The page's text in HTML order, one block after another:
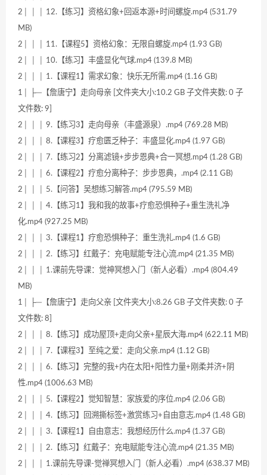
2│ │ │ 12.【练习】资格幻象+回返本源+时间螺旋.mp4 (531.79
MB)
2│ │ │ 11.【课程5】资格幻象：无限自螺旋.mp4 (1.93 GB)
2│ │ │ 10.【练习】丰盛显化气球.mp4 (139.8 MB)
2│ │ │ 1.【课程1】需求幻象：快乐无所需.mp4 (1.16 GB)
1│ ├─【詹唐宁】走向母亲 [文件夹大小:10.2 GB 子文件夹数: 0 子
文件数: 9]
2│ │ │ 9.【练习3】走向母亲（丰盛源泉）.mp4 (769.28 MB)
2│ │ │ 8.【课程3】疗愈匮乏种子：丰盛显化.mp4 (1.97 GB)
2│ │ │ 7.【练习2】分离滤镜+步步恩典+合一冥想.mp4 (1.28 GB)
2│ │ │ 6.【课程2】疗愈分离种子：步步恩典，.mp4 (2.11 GB)
2│ │ │ 5.【问答】吴想练习解答.mp4 (795.59 MB)
2│ │ │ 4.【练习1】我和我的故事+疗愈恐惧种子+重生洗礼净
化.mp4 (927.25 MB)
2│ │ │ 3.【课程1】疗愈恐惧种子：重生洗礼.mp4 (1.6 GB)
2│ │ │ 2.【练习】红戴子：充电赋能专注心流.mp4 (21.35 MB)
2│ │ │ 1.课前先导课：觉神冥想入门（新人必看）.mp4 (804.49
MB)
1│ ├─【詹唐宁】走向父亲 [文件夹大小:8.26 GB 子文件夹数: 0 子
文件数: 8]
2│ │ │ 8.【练习】成功屋顶+走向父亲+星辰大海.mp4 (622.11 MB)
2│ │ │ 7.【课程3】至纯之爱：走向父亲.mp4 (1.12 GB)
2│ │ │ 6.【练习】完整的我+内在太阳+阳性力量+刚柔并济+阴
性.mp4 (1006.63 MB)
2│ │ │ 5.【课程2】觉知智慧：家族爱的序位.mp4 (2.06 GB)
2│ │ │ 4.【练习】回溯撕标签+激赏练习+自由意志.mp4 (1.48 GB)
2│ │ │ 3.【课程1】自由意志：我想经历什么.mp4 (1.37 GB)
2│ │ │ 2.【练习】红戴子：充电赋能专注心流.mp4 (21.35 MB)
2│ │ │ 1.课前先导课-觉禅冥想入门（新人必看）.mp4 (638.37 MB)